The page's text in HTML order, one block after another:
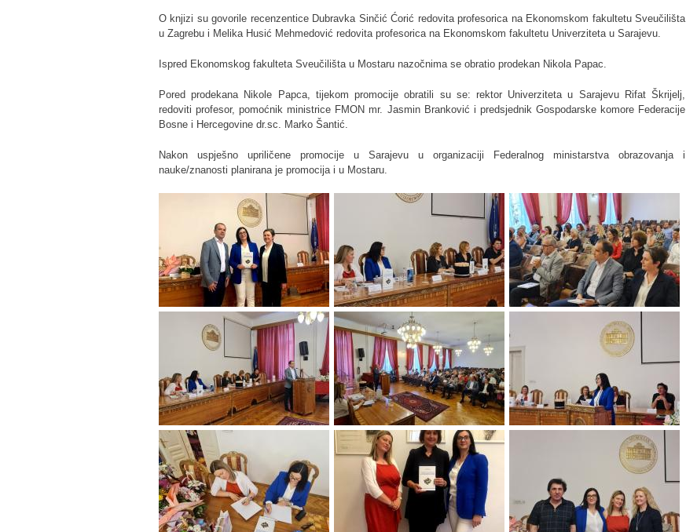
O knjizi su govorile recenzentice Dubravka Sinčić Ćorić redovita profesorica na Ekonomskom fakultetu Sveučilišta
u Zagrebu i Melika Husić Mehmedović redovita profesorica na Ekonomskom fakultetu Univerziteta u Sarajevu.
Ispred Ekonomskog fakulteta Sveučilišta u Mostaru nazočnima se obratio prodekan Nikola Papac.
Pored prodekana Nikole Papca, tijekom promocije obratili su se: rektor Univerziteta u Sarajevu Rifat Škrijelj,
redoviti profesor, pomoćnik ministrice FMON mr. Jasmin Branković i predsjednik Gospodarske komore Federacije
Bosne i Hercegovine dr.sc. Marko Šantić.
Nakon uspješno upriličene promocije u Sarajevu u organizaciji Federalnog ministarstva obrazovanja i
nauke/znanosti planirana je promocija i u Mostaru.